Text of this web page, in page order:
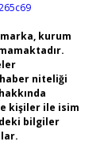
kurum
niteliği
kişiler ile isim
bilgiler